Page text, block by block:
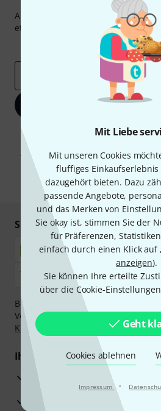
Mit Liebe
Mit unseren Cookies
fluffiges
dazugehört bieten. Dazu
passende Angebote,
und das Merken von
Sie okay ist, stimmen Sie der
für Präferenzen,
einfach durch einen Klick auf
anzeigen).
Sie können Ihre erteilte
über die Cookie-
Geht
Cookies ablehnen
Impressum ·
Abonniere den Thomann
etwas Glück einen von50
Inspirierende Beiträge
Jetzt
Mit Klick auf „Jetzt anmelden“ stimmen
Werbung und einer Messung des E-
Abmeldung ist jederzeit möglich. Weitere
unseren
* Pflichtfeld
Sicher einkaufen & bezahlen
Bezahlen Sie vertraulich und sicher
Vorkasse, PayPal, Amazon Pay,
Klarna Ratenzahlung
oder
Ihre Vorteile
3 Jahre Thomann Garantie
30 Tage Money-Back-Garantie